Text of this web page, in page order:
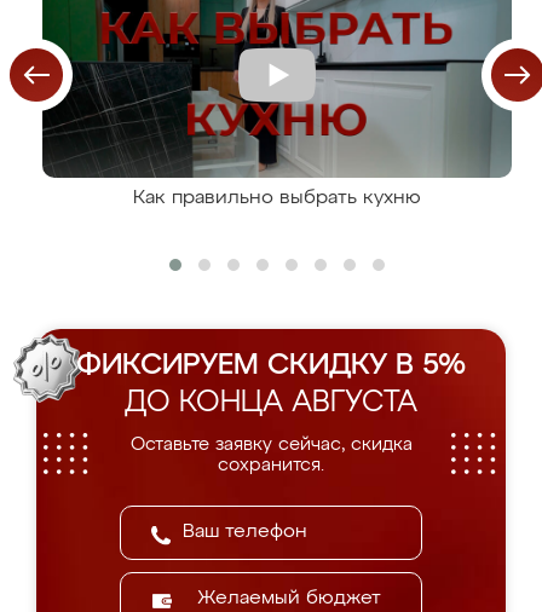
Как правильно выбрать кухню
ФИКСИРУЕМ СКИДКУ В 5%
ДО КОНЦА АВГУСТА
Оставьте заявку сейчас, скидка
сохранится.
Желаемый бюджет